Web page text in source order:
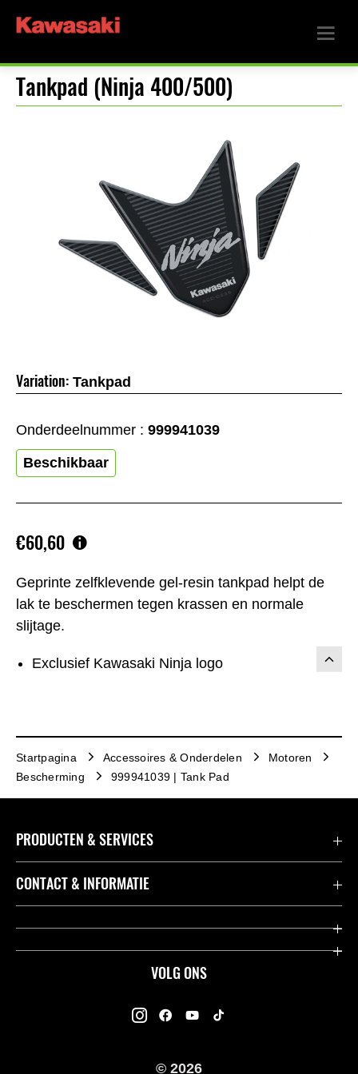
Tankpad (Ninja 400/500)
Geprinte zelfklevende gel-resin tankpad helpt de
lak te beschermen tegen krassen en normale
slijtage.
Exclusief Kawasaki Ninja logo
€60,60
Variation: Tankpad
Onderdeelnummer : 999941039
Beschikbaar
Startpagina Accessoires & Onderdelen
Motoren
Bescherming
999941039 | Tank Pad
VOLG ONS
PRODUCTEN & SERVICES
Accessoires & Onderdelen
Dealers
K-Care Fabrieksgarantie
Gebruikershandleidingen
CONTACT & INFORMATIE
Contact
© 2026